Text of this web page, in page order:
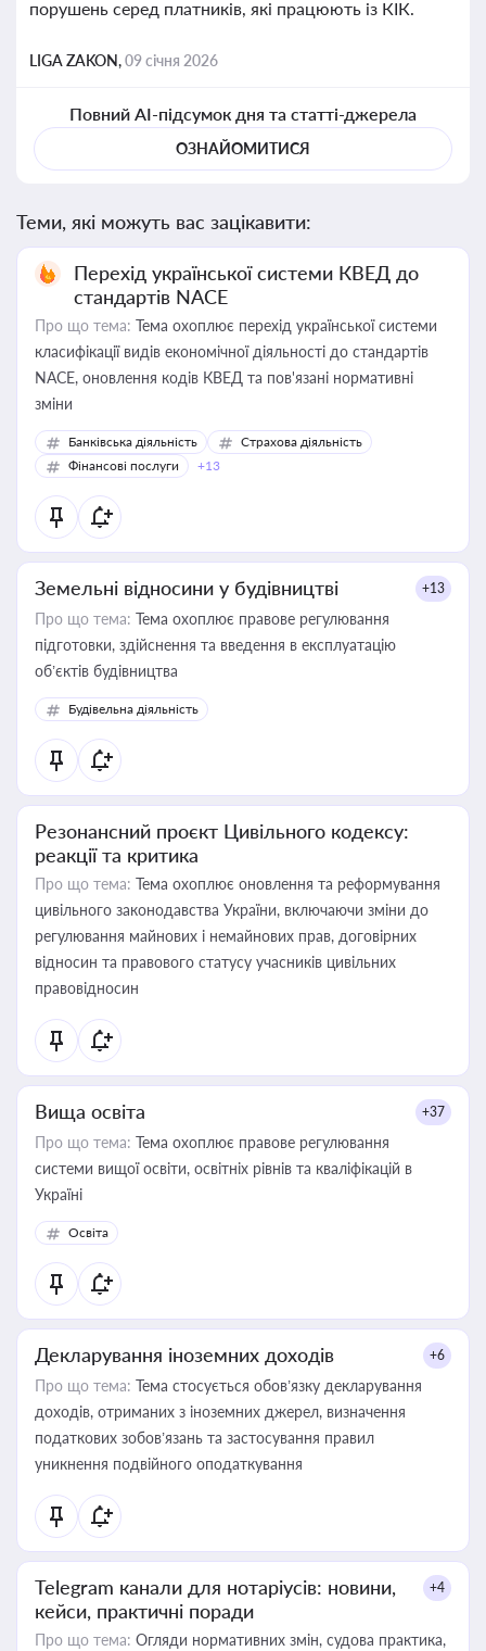
порушень серед платників, які працюють із КІК.
LIGA ZAKON,09 січня 2026
Повний AI-підсумок дня та статті-джерела
ОЗНАЙОМИТИСЯ
Теми, які можуть вас зацікавити:
Перехід української системи КВЕД до
стандартів NACE
Про що тема: Тема охоплює перехід української системи
класифікації видів економічної діяльності до стандартів
NACE, оновлення кодів КВЕД та пов'язані нормативні
зміни
Банківська діяльність
Страхова діяльність
Фінансові послуги
+13
Земельні відносини у будівництві +13
Про що тема: Тема охоплює правове регулювання
підготовки, здійснення та введення в експлуатацію
об’єктів будівництва
Будівельна діяльність
Резонансний проєкт Цивільного кодексу:
реакції та критика
Про що тема: Тема охоплює оновлення та реформування
цивільного законодавства України, включаючи зміни до
регулювання майнових і немайнових прав, договірних
відносин та правового статусу учасників цивільних
правовідносин
Вища освіта +37
Про що тема: Тема охоплює правове регулювання
системи вищої освіти, освітніх рівнів та кваліфікацій в
Україні
Освіта
Декларування іноземних доходів +6
Про що тема: Тема стосується обов’язку декларування
доходів, отриманих з іноземних джерел, визначення
податкових зобов’язань та застосування правил
уникнення подвійного оподаткування
Telegram канали для нотаріусів: новини,
кейси, практичні поради
+4
Про що тема: Огляди нормативних змін, судова практика,